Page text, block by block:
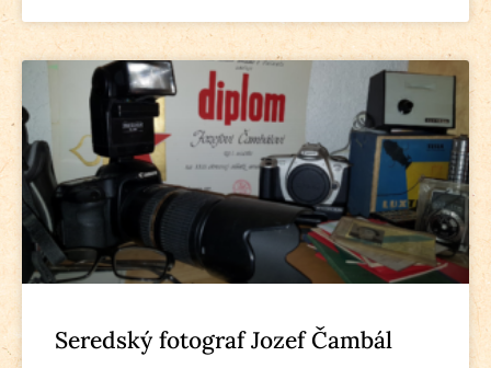
Seredský fotograf Jozef Čambál